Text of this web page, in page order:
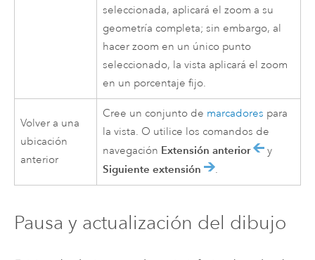
seleccionada, aplicará el zoom a su
geometría completa; sin embargo, al
hacer zoom en un único punto
seleccionado, la vista aplicará el zoom
en un porcentaje fijo.
Volver a una
ubicación
anterior
Cree un conjunto de marcadores para
la vista. O utilice los comandos de
navegación Extensión anterior
y
Siguiente extensión
.
Pausa y actualización del dibujo